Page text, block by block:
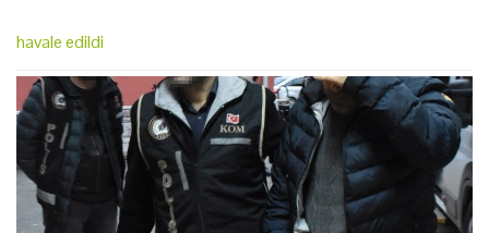
havale edildi